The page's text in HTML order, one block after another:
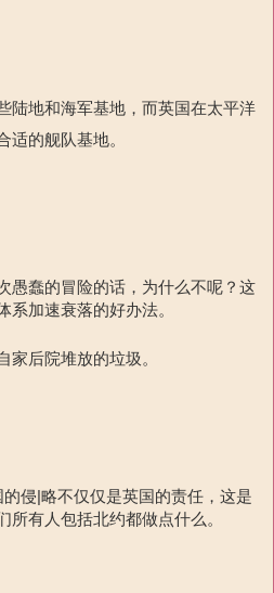
陆地和海军基地，而英国在太平洋
适的舰队基地。
愚蠢的冒险的话，为什么不呢？这
系加速衰落的好办法。
家后院堆放的垃圾。
侵|略不仅仅是英国的责任，这是
所有人包括北约都做点什么。